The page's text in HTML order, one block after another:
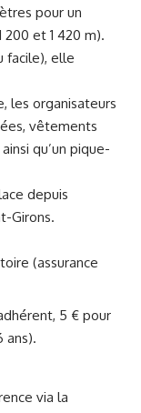
pour un
et 1 420 m).
facile), elle
les organisateurs
vêtements
qu’un pique-
depuis
Girons.
(assurance
5 € pour
ans).
via la